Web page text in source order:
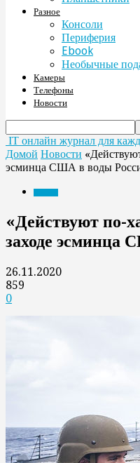
Разное
Консоли
Периферия
Ebook
Необычные
Камеры
Телефоны
Новости
IT онлайн журнал для
Домой Новости
эсминца США в воды
«Действуют по-
заходе эсминца
26.11.2020
859
0